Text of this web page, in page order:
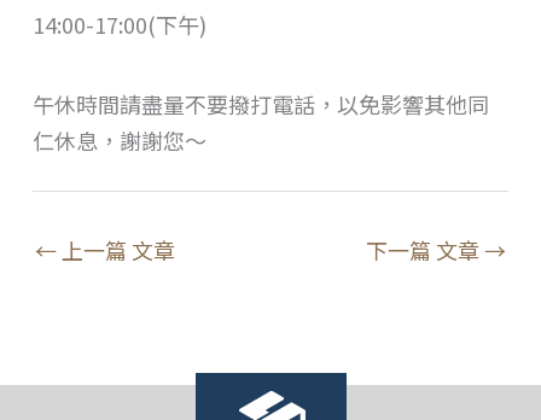
14:00-17:00(下午)
午休時間請盡量不要撥打電話，以免影響其他同
仁休息，謝謝您～
←上一篇 文章 下一篇 文章→